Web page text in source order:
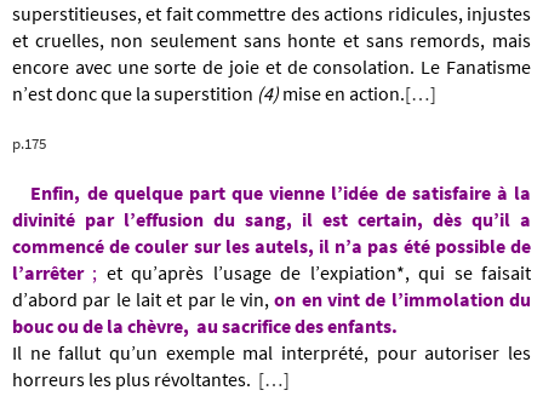
superstitieuses, et fait commettre des actions ridicules, injustes
et cruelles, non seulement sans honte et sans remords, mais
encore avec une sorte de joie et de consolation. Le Fanatisme
n’est donc que la superstition (4) mise en action.[…]
p.175
Enfin, de quelque part que vienne l’idée de satisfaire à la
divinité par l’effusion du sang, il est certain, dès qu’il a
commencé de couler sur les autels, il n’a pas été possible de
l’arrêter; et qu’après l’usage de l’expiation*, qui se faisait
d’abord par le lait et par le vin, on en vint de l’immolation du
bouc ou de la chèvre, au sacrifice des enfants.
Il ne fallut qu’un exemple mal interprété, pour autoriser les
horreurs les plus révoltantes. […]